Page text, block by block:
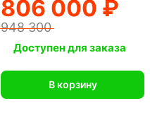
806 000 ₽
948 300
Доступен для заказа
В корзину